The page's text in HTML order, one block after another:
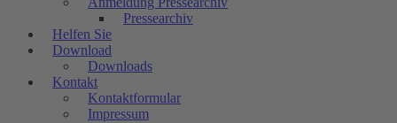
Pressearchiv
Helfen Sie
Download
Downloads
Kontakt
Kontaktformular
Impressum